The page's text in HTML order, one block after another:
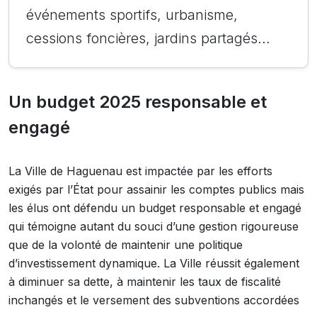
événements sportifs, urbanisme,
cessions foncières, jardins partagés…
Un budget 2025 responsable et
engagé
La Ville de Haguenau est impactée par les efforts
exigés par l’État pour assainir les comptes publics mais
les élus ont défendu un budget responsable et engagé
qui témoigne autant du souci d’une gestion rigoureuse
que de la volonté de maintenir une politique
d’investissement dynamique. La Ville réussit également
à diminuer sa dette, à maintenir les taux de fiscalité
inchangés et le versement des subventions accordées